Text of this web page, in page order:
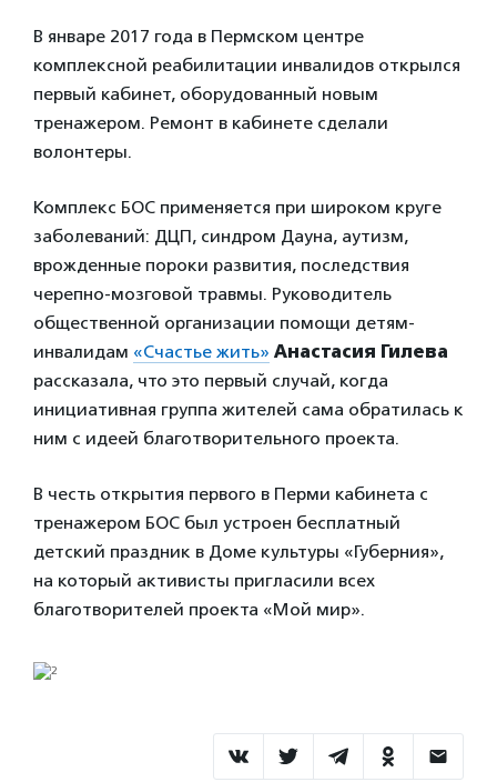
В январе 2017 года в Пермском центре
комплексной реабилитации инвалидов открылся
первый кабинет, оборудованный новым
тренажером. Ремонт в кабинете сделали
волонтеры.
Комплекс БОС применяется при широком круге
заболеваний: ДЦП, синдром Дауна, аутизм,
врожденные пороки развития, последствия
черепно-мозговой травмы. Руководитель
общественной организации помощи детям-
инвалидам «Счастье жить» Анастасия Гилева
рассказала, что это первый случай, когда
инициативная группа жителей сама обратилась к
ним с идеей благотворительного проекта.
В честь открытия первого в Перми кабинета с
тренажером БОС был устроен бесплатный
детский праздник в Доме культуры «Губерния»,
на который активисты пригласили всех
благотворителей проекта «Мой мир».